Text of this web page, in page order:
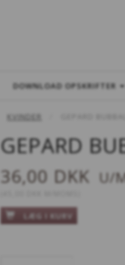
DOWNLOAD OPSKRIFTER
KVINDER
GEPARD
36,00 DKK U/
LÆG I KURV